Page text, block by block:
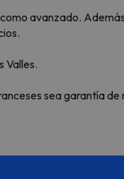
avanzado.
Valles.
sea garantía de